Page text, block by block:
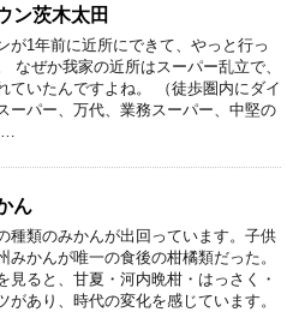
ン茨木太田
が1年前に近所にできて、やっと行っ
なぜか我家の近所はスーパー乱立で、
ていたんですよね。 （徒歩圏内にダイ
ーパー、万代、業務スーパー、中堅の
ん
種類のみかんが出回っています。子供
みかんが唯一の食後の柑橘類だった。
見ると、甘夏・河内晩柑・はっさく・
があり、時代の変化を感じています。